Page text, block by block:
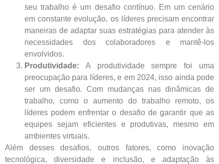
seu trabalho é um desafio contínuo. Em um cenário
em constante evolução, os líderes precisam encontrar
maneiras de adaptar suas estratégias para atender às
necessidades dos colaboradores e mantê-los
envolvidos.
Produtividade: A produtividade sempre foi uma
preocupação para líderes, e em 2024, isso ainda pode
ser um desafio. Com mudanças nas dinâmicas de
trabalho, como o aumento do trabalho remoto, os
líderes podem enfrentar o desafio de garantir que as
equipes sejam eficientes e produtivas, mesmo em
ambientes virtuais.
Além desses desafios, outros fatores, como inovação
tecnológica, diversidade e inclusão, e adaptação às